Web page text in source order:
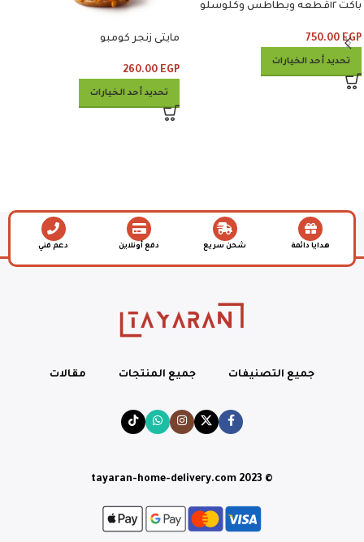
باكت ١٢قطعه وبطاطس وكلوسلو
750.00 EGP
تحديد أحد الخيارات
مايتى زنجر كومبو
260.00 EGP
تحديد أحد الخيارات
هدايا دائمة شحن سريع دفع أونلاين دعم فني
جميع التصنيفات جميع المنتجات مقالات
© tayaran-home-delivery.com 2023